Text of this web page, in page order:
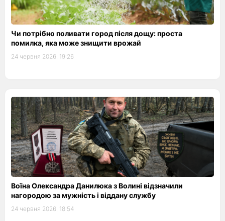
Чи потрібно поливати город після дощу: проста
помилка, яка може знищити врожай
24 червня 2026, 19:26
Воїна Олександра Данилюка з Волині відзначили
нагородою за мужність і віддану службу
24 червня 2026, 18:54